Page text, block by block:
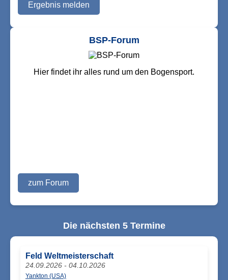
Ergebnis melden
BSP-Forum
Hier findet ihr alles rund um den Bogensport.
zum Forum
Die nächsten 5 Termine
Feld Weltmeisterschaft
24.09.2026 - 04.10.2026
Yankton (USA)